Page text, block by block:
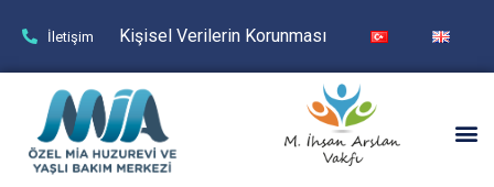
İletişim Kişisel Verilerin Korunması